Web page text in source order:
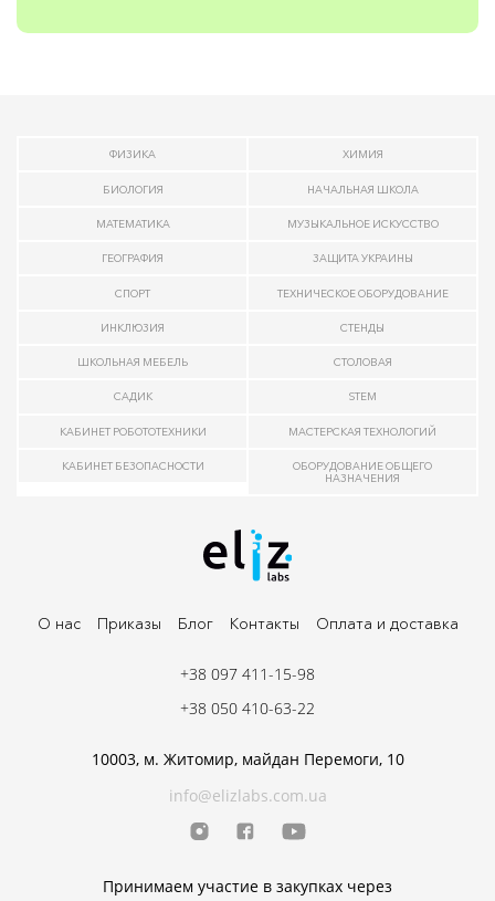
ФИЗИКА ХИМИЯ
БИОЛОГИЯ НАЧАЛЬНАЯ ШКОЛА
МАТЕМАТИКА МУЗЫКАЛЬНОЕ ИСКУССТВО
ГЕОГРАФИЯ ЗАЩИТА УКРАИНЫ
СПОРТ ТЕХНИЧЕСКОЕ ОБОРУДОВАНИЕ
ИНКЛЮЗИЯ СТЕНДЫ
ШКОЛЬНАЯ МЕБЕЛЬ СТОЛОВАЯ
САДИК STEM
КАБИНЕТ РОБОТОТЕХНИКИ МАСТЕРСКАЯ ТЕХНОЛОГИЙ
КАБИНЕТ БЕЗОПАСНОСТИ
ОБОРУДОВАНИЕ ОБЩЕГО
НАЗНАЧЕНИЯ
О нас Приказы Блог Контакты Оплата и доставка
10003, м. Житомир, майдан Перемоги, 10
info@elizlabs.com.ua
Принимаем участие в закупках через
+38 097 411-15-98
+38 050 410-63-22